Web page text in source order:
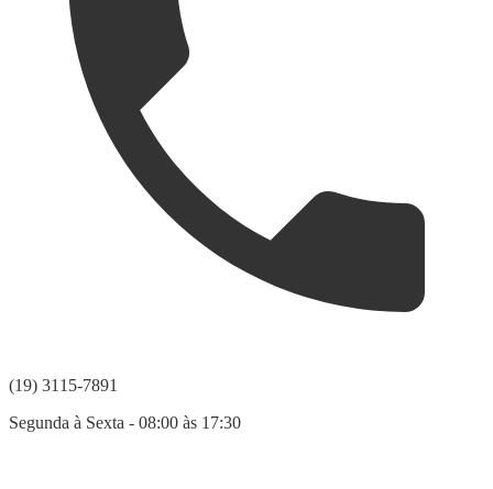
(19) 3115-7891
Segunda à Sexta - 08:00 às 17:30